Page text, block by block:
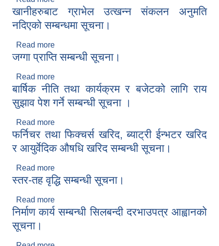
खानीहरुबाट ग्राभेल उत्खन्न संकलन अनुमति
नदिएको सम्बन्धमा सूचना।
Read more
नदिएको सम्बन्धमा सूचना।
जग्गा प्राप्ति सम्बन्धी सूचना।
Read more
बार्षिक नीति तथा कार्यक्रम र बजेटको लागि राय
सुझाव पेश गर्ने सम्बन्धी सूचना ।
Read more
सुझाव पेश गर्ने सम्बन्धी सूचना ।
फर्निचर तथा फिक्चर्स खरिद, ब्याट‍्री ईन्भटर खरिद
र आयुर्वेदिक औषधि खरिद सम्बन्धी सूचना।
Read more
आयुर्वेदिक औषधि खरिद सम्बन्धी सूचना।
स्तर-तह वृद्धि सम्बन्धी सूचना।
Read more
निर्माण कार्य सम्बन्धी सिलबन्दी दरभाउपत्र आह्वानको
सूचना।